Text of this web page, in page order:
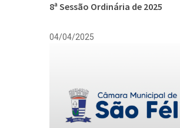
8ª Sessão Ordinária de 2025
04/04/2025